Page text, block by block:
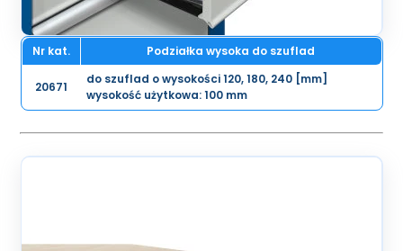
Nr kat. Podziałka wysoka do szuflad
20671
do szuflad o wysokości 120, 180, 240 [mm]
wysokość użytkowa: 100 mm